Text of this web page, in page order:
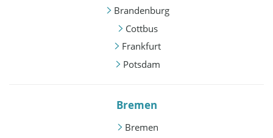
Brandenburg
Cottbus
Frankfurt
Potsdam
Bremen
Bremen